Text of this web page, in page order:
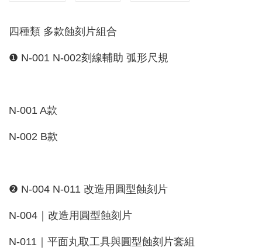
四種類 多款蝕刻片組合
❶ N-001 N-002刻線輔助 弧形尺規
N-001 A款
N-002 B款
❷ N-004 N-011 改造用圓型蝕刻片
N-004｜改造用圓型蝕刻片
N-011｜平面丸取工具與圓型蝕刻片套組